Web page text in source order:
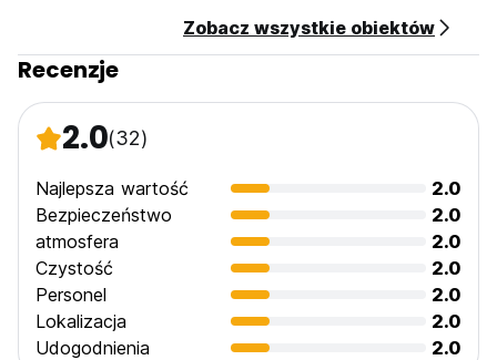
Zobacz wszystkie obiektów
Recenzje
2.0(32)
Najlepsza wartość
2.0
Bezpieczeństwo
2.0
atmosfera
2.0
Czystość
2.0
Personel
2.0
Lokalizacja
2.0
Udogodnienia
2.0